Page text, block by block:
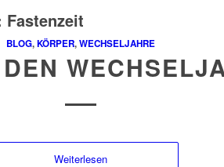
Fastenzeit
BLOG,KÖRPER,WECHSELJAHRE
Weiterlesen